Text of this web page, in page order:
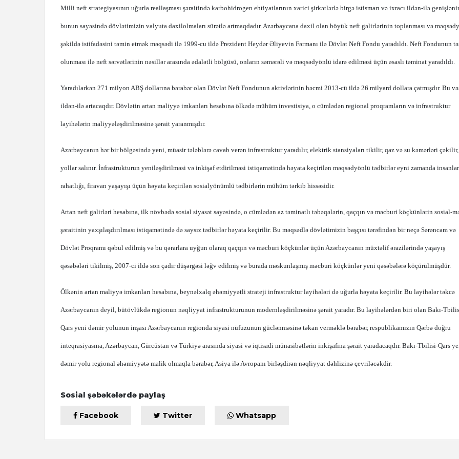
Milli neft strategiyasının uğurla reallaşması şəraitində karbohidrogen ehtiyatlarının xarici şirkətlərlə birgə istismarı və ixracı ildən-ilə
bunun sayəsində dövlətimizin valyuta daxilolmaları sürətlə artmaqdadır. Azərbaycana daxil olan böyük neft gəlirlərinin toplanması və
şəkildə istifadəsini təmin etmək məqsədi ilə 1999-cu ildə Prezident Heydər Əliyevin Fərmanı ilə Dövlət Neft Fondu yaradıldı. Neft Fondunun
olunması ilə neft sərvətlərinin nəsillər arasında ədalətli bölgüsü, onların səmərəli və məqsədyönlü idarə edilməsi üçün əsaslı təminat yaradıldı.
Yaradılarkən 271 milyon ABŞ dollarına bərabər olan Dövlət Neft Fondunun aktivlərinin həcmi 2013-cü ildə 26 milyard dollara çatmışdır. Bu
ildən-ilə artacaqdır. Dövlətin artan maliyyə imkanları hesabına ölkədə mühüm investisiya, o cümlədən regional proqramların və infrastruktur
layihələrin maliyyələşdirilməsinə şərait yaranmışdır.
Azərbaycanın hər bir bölgəsində yeni, müasir tələblərə cavab verən infrastruktur yaradılır, elektrik stansiyaları tikilir, qaz və su kəmərləri çəkilir,
yollar salınır. İnfrastrukturun yeniləşdirilməsi və inkişaf etdirilməsi istiqamətində həyata keçirilən məqsədyönlü tədbirlər eyni zamanda
rahatlığı, firavan yaşayışı üçün həyata keçirilən sosialyönümlü tədbirlərin mühüm tərkib hissəsidir.
Artan neft gəlirləri hesabına, ilk növbədə sosial siyasət sayəsində, o cümlədən az təminatlı təbəqələrin, qaçqın və məcburi köçkünlərin sosial-
şəraitinin yaxşılaşdırılması istiqamətində də saysız tədbirlər həyata keçirilir. Bu məqsədlə dövlətimizin başçısı tərəfindən bir neçə Sərəncam və
Dövlət Proqramı qəbul edilmiş və bu qərarlara uyğun olaraq qaçqın və məcburi köçkünlər üçün Azərbaycanın müxtəlif ərazilərində yaşayış
qəsəbələri tikilmiş, 2007-ci ildə son çadır düşərgəsi ləğv edilmiş və burada məskunlaşmış məcburi köçkünlər yeni qəsəbələrə köçürülmüşdür.
Ölkənin artan maliyyə imkanları hesabına, beynəlxalq əhəmiyyətli strateji infrastruktur layihələri də uğurla həyata keçirilir. Bu layihələr təkcə
Azərbaycanın deyil, bütövlükdə regionun nəqliyyat infrastrukturunun modernləşdirilməsinə şərait yaradır. Bu layihələrdən biri olan Bakı-
Qars yeni dəmir yolunun inşası Azərbaycanın regionda siyasi nüfuzunun güclənməsinə təkan verməklə bərabər, respublikamızın Qərbə doğru
inteqrasiyasına, Azərbaycan, Gürcüstan və Türkiyə arasında siyasi və iqtisadi münasibətlərin inkişafına şərait yaradacaqdır. Bakı-Tbilisi-Qars
dəmir yolu regional əhəmiyyətə malik olmaqla bərabər, Asiya ilə Avropanı birləşdirən nəqliyyat dəhlizinə çevriləcəkdir.
Sosial şəbəkələrdə paylaş
Facebook Twitter Whatsapp